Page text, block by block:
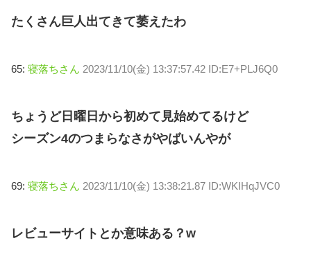
たくさん巨人出てきて萎えたわ
65: 寝落ちさん 2023/11/10(金) 13:37:57.42 ID:E7+PLJ6Q0
ちょうど日曜日から初めて見始めてるけど
シーズン4のつまらなさがやばいんやが
69: 寝落ちさん 2023/11/10(金) 13:38:21.87 ID:WKIHqJVC0
レビューサイトとか意味ある？w